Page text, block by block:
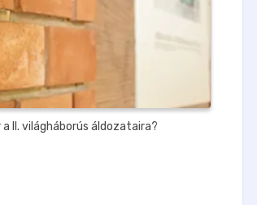
II. világháborús áldozataira?